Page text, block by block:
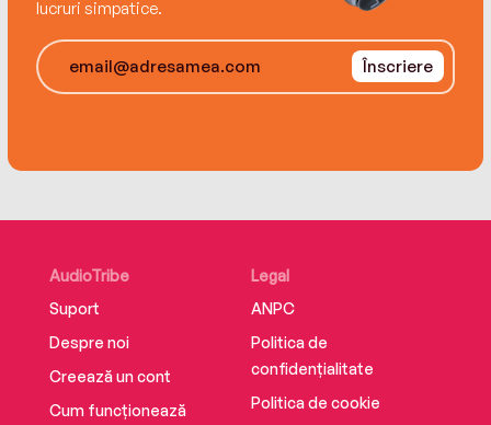
lucruri simpatice.
Înscriere
AudioTribe
Suport
Despre noi
Creează un cont
Cum funcționează
Legal
ANPC
Politica de
confidențialitate
Politica de cookie